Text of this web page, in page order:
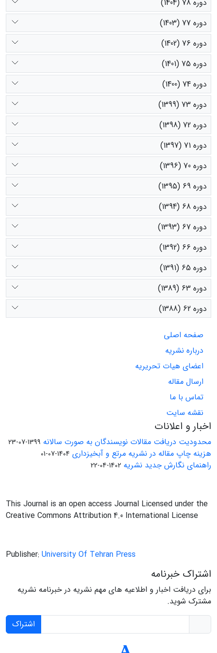
دوره 78 (1404)
دوره 77 (1403)
دوره 76 (1402)
دوره 75 (1401)
دوره 74 (1400)
دوره 73 (1399)
دوره 72 (1398)
دوره 71 (1397)
دوره 70 (1396)
دوره 69 (1395)
دوره 68 (1394)
دوره 67 (1393)
دوره 66 (1392)
دوره 65 (1391)
دوره 63 (1389)
دوره 62 (1388)
صفحه اصلی
درباره نشریه
اعضای هیات تحریریه
ارسال مقاله
تماس با ما
نقشه سایت
اخبار و اعلانات
محدودیت دریافت مقالات نویسندگان به صورت سالانه 1399-07-23
هزینه چاپ مقاله در نشریه مرتع و آبخیزداری 1404-07-01
راهنمای نگارش جدید نشریه 1402-04-22
This Journal is an open access Journal Licensed under the
Creative Commons Attribution 4.0 International License
Publisher: University Of Tehran Press
اشتراک خبرنامه
برای دریافت اخبار و اطلاعیه های مهم نشریه در خبرنامه نشریه
مشترک شوید.
اشتراک